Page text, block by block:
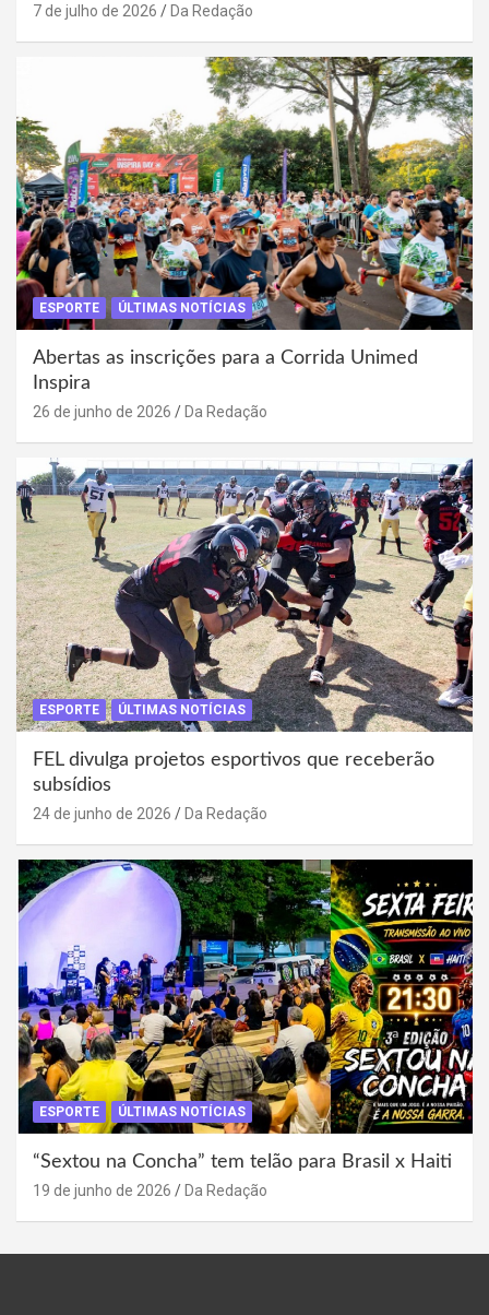
7 de julho de 2026 Da Redação
ESPORTE ÚLTIMAS NOTÍCIAS
Abertas as inscrições para a Corrida Unimed
Inspira
26 de junho de 2026 Da Redação
ESPORTE ÚLTIMAS NOTÍCIAS
FEL divulga projetos esportivos que receberão
subsídios
24 de junho de 2026 Da Redação
ESPORTE ÚLTIMAS NOTÍCIAS
“Sextou na Concha” tem telão para Brasil x Haiti
19 de junho de 2026 Da Redação